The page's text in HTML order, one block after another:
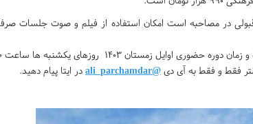
در مصاحبه است امکان استفاده از فیلم و صوت جلسات صرفا
فقط و فقط به آی دی @ali_parchamdar در ایتا پیام دهید.